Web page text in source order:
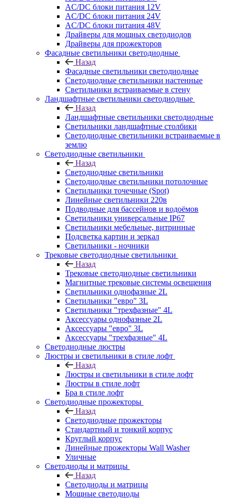
AC/DC блоки питания 12V
AC/DC блоки питания 24V
AC/DC блоки питания 48V
Драйверы для мощных светодиодов
Драйверы для прожекторов
Фасадные светильники светодиодные
Назад
Фасадные светильники светодиодные
Светодиодные светильники настенные
Светильники встраиваемые в стену
Ландшафтные светильники светодиодные
Назад
Ландшафтные светильники светодиодные
Светильники ландшафтные столбики
Светодиодные светильники встраиваемые в
землю
Светодиодные светильники
Назад
Светодиодные светильники
Светодиодные светильники потолочные
Светильники точечные (Spot)
Линейные светильники 220в
Подводные для бассейнов и водоёмов
Светильники универсальные IP67
Светильники мебельные, витринные
Подсветка картин и зеркал
Светильники - ночники
Трековые светодиодные светильники
Назад
Трековые светодиодные светильники
Магнитные трековые системы освещения
Светильники однофазные 2L
Светильники "евро" 3L
Светильники "трехфазные" 4L
Аксессуары однофазные 2L
Аксессуары "евро" 3L
Аксессуары "трехфазные" 4L
Светодиодные люстры
Люстры и светильники в стиле лофт
Назад
Люстры и светильники в стиле лофт
Люстры в стиле лофт
Бра в стиле лофт
Светодиодные прожекторы
Назад
Светодиодные прожекторы
Стандартный и тонкий корпус
Круглый корпус
Линейные прожекторы Wall Washer
Уличные
Светодиоды и матрицы
Назад
Светодиоды и матрицы
Мощные светодиоды